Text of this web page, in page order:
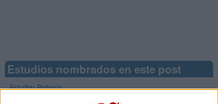
Estudios nombrados en este post
Estudiar Biología